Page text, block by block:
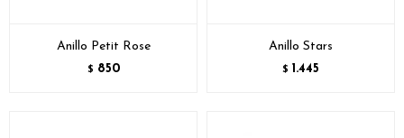
Anillo Petit Rose
$ 850
Anillo Stars
$ 1.445